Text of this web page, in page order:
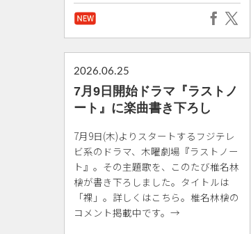
2026.06.25
7月9日開始ドラマ『ラストノ
ート』に楽曲書き下ろし
7月9日(木)よりスタートするフジテレ
ビ系のドラマ、木曜劇場『ラストノー
ト』。その主題歌を、このたび椎名林
檎が書き下ろしました。タイトルは
「裸」。詳しくはこちら。椎名林檎の
コメント掲載中です。→